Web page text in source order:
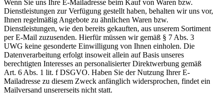
Wenn Sie uns Ihre E-Mailadresse beim Kauf von Waren bzw.
Dienstleistungen zur Verfügung gestellt haben, behalten wir uns vor,
Ihnen regelmäßig Angebote zu ähnlichen Waren bzw.
Dienstleistungen, wie den bereits gekauften, aus unserem Sortiment
per E-Mail zuzusenden. Hierfür müssen wir gemäß § 7 Abs. 3
UWG keine gesonderte Einwilligung von Ihnen einholen. Die
Datenverarbeitung erfolgt insoweit allein auf Basis unseres
berechtigten Interesses an personalisierter Direktwerbung gemäß
Art. 6 Abs. 1 lit. f DSGVO. Haben Sie der Nutzung Ihrer E-
Mailadresse zu diesem Zweck anfänglich widersprochen, findet ein
Mailversand unsererseits nicht statt.